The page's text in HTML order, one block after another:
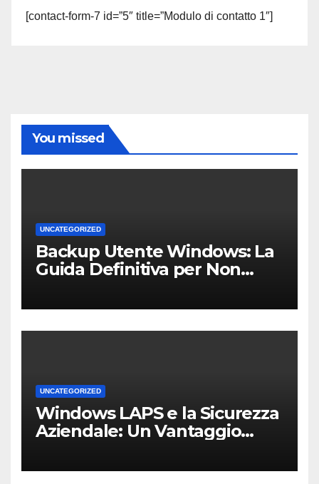
[contact-form-7 id=”5″ title=”Modulo di contatto 1″]
You missed
UNCATEGORIZED
Backup Utente Windows: La
Guida Definitiva per Non
Casa o dell’Ufficio
UNCATEGORIZED
Windows LAPS e la Sicurezza
Aziendale: Un Vantaggio